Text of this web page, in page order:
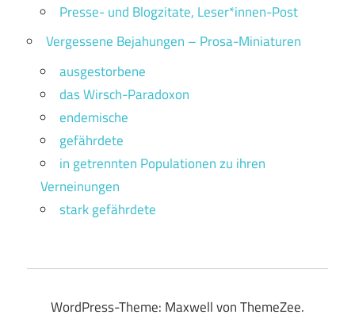
Presse- und Blogzitate, Leser*innen-Post
Vergessene Bejahungen – Prosa-Miniaturen
ausgestorbene
das Wirsch-Paradoxon
endemische
gefährdete
in getrennten Populationen zu ihren
Verneinungen
stark gefährdete
WordPress-Theme: Maxwell von ThemeZee.